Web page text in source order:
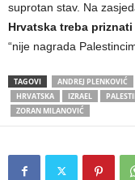
suprotan stav. Na
Hrvatska treba
“nije nagrada
TAGOVI ANDREJ PLENKOVIĆ
HRVATSKA
IZRAEL
ZORAN MILANOVIĆ